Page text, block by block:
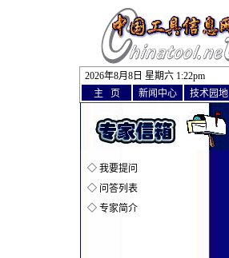
2026年8月8日 星期六 1:22pm
主 页
新闻中心 技术园地
◇ 我要提问
◇ 问答列表
◇ 专家简介